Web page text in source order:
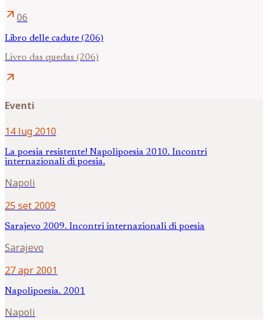
arrow_outward 06
Libro delle cadute (206)
Livro das quedas (206)
arrow_outward
Eventi
14 lug 2010
La poesia resistente! Napolipoesia 2010. Incontri
internazionali di poesia.
Napoli
25 set 2009
Sarajevo 2009. Incontri internazionali di poesia
Sarajevo
27 apr 2001
Napolipoesia. 2001
Napoli